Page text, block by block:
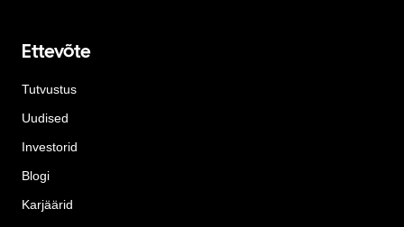
Ettevõte
Tutvustus
Uudised
Investorid
Blogi
Karjäärid